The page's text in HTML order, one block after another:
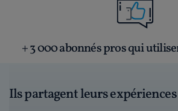
+ 3 000 abonnés pros qui
Ils partagent leurs expériences